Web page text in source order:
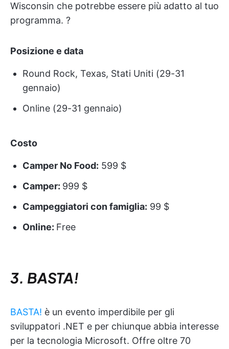
Wisconsin che potrebbe essere più adatto al tuo
programma. ?️
Posizione e data
Round Rock, Texas, Stati Uniti (29-31
gennaio)
Online (29-31 gennaio)
Costo
Camper No Food: 599 $
Camper: 999 $
Campeggiatori con famiglia: 99 $
Online: Free
3. BASTA!
BASTA! è un evento imperdibile per gli
sviluppatori .NET e per chiunque abbia interesse
per la tecnologia Microsoft. Offre oltre 70